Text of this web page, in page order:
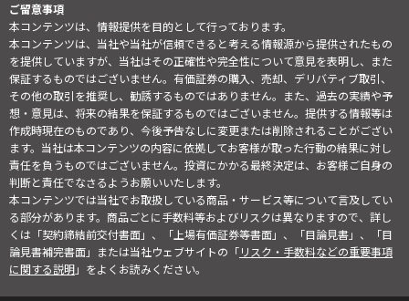
ご留意事項
本コンテンツは、情報提供を目的として行っております。
本コンテンツは、当社や当社が信頼できると考える情報源から提供されたもの
を提供していますが、当社はその正確性や完全性について意見を表明し、また
保証するものではございません。有価証券の購入、売却、デリバティブ取引、
その他の取引を推奨し、勧誘するものではありません。また、過去の実績や予
想・意見は、将来の結果を保証するものではございません。提供する情報等は
作成時現在のものであり、今後予告なしに変更または削除されることがござい
ます。当社は本コンテンツの内容に依拠してお客様が取った行動の結果に対し
責任を負うものではございません。投資にかかる最終決定は、お客様ご自身の
判断と責任でなさるようお願いいたします。
本コンテンツでは当社でお取扱している商品・サービス等について言及してい
る部分があります。商品ごとに手数料等およびリスクは異なりますので、詳し
くは「契約締結前交付書面」、「上場有価証券等書面」、「目論見書」、「目
論見書補完書面」または当社ウェブサイトの「リスク・手数料などの重要事項
に関する説明」をよくお読みください。